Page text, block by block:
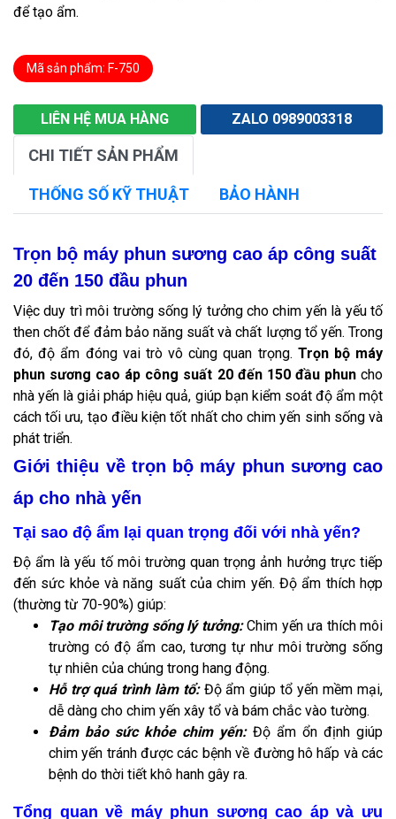
để tạo ẩm.
Mã sản phẩm: F-750
LIÊN HỆ MUA HÀNG ZALO 0989003318
CHI TIẾT SẢN PHẨM
THỐNG SỐ KỸ THUẬT BẢO HÀNH
Trọn bộ máy phun sương cao áp công suất
20 đến 150 đầu phun
Việc duy trì môi trường sống lý tưởng cho chim yến là yếu tố
then chốt để đảm bảo năng suất và chất lượng tổ yến. Trong
đó, độ ẩm đóng vai trò vô cùng quan trọng. Trọn bộ máy
phun sương cao áp công suất 20 đến 150 đầu phuncho
nhà yến là giải pháp hiệu quả, giúp bạn kiểm soát độ ẩm một
cách tối ưu, tạo điều kiện tốt nhất cho chim yến sinh sống và
phát triển.
Giới thiệu về trọn bộ máy phun sương cao
áp cho nhà yến
Tại sao độ ẩm lại quan trọng đối với nhà yến?
Độ ẩm là yếu tố môi trường quan trọng ảnh hưởng trực tiếp
đến sức khỏe và năng suất của chim yến. Độ ẩm thích hợp
(thường từ 70-90%) giúp:
Tạo môi trường sống lý tưởng:Chim yến ưa thích môi
trường có độ ẩm cao, tương tự như môi trường sống
tự nhiên của chúng trong hang động.
Hỗ trợ quá trình làm tổ: Độ ẩm giúp tổ yến mềm mại,
dễ dàng cho chim yến xây tổ và bám chắc vào tường.
Đảm bảo sức khỏe chim yến:Độ ẩm ổn định giúp
chim yến tránh được các bệnh về đường hô hấp và các
bệnh do thời tiết khô hanh gây ra.
Tổng quan về máy phun sương cao áp và ưu